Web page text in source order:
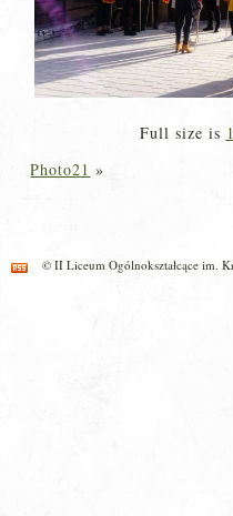
Full size is
Photo21 »
© II Liceum Ogólnokształcące im.